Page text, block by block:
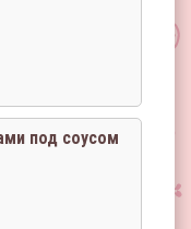
под соусом